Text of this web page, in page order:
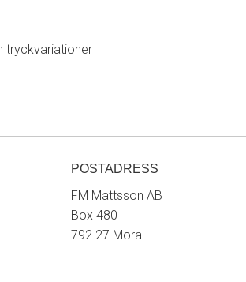
tryckvariationer
POSTADRESS
FM Mattsson AB
Box 480
792 27 Mora